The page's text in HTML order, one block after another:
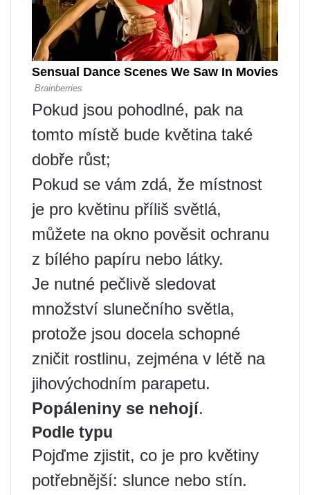
Pokud jsou pohodlné, pak na
tomto místě bude květina také
dobře růst;
Pokud se vám zdá, že místnost
je pro květinu příliš světlá,
můžete na okno pověsit ochranu
z bílého papíru nebo látky.
Je nutné pečlivě sledovat
množství slunečního světla,
protože jsou docela schopné
zničit rostlinu, zejména v létě na
jihovýchodním parapetu.
Popáleniny se nehojí.
Podle typu
Pojďme zjistit, co je pro květiny
potřebnější: slunce nebo stín.